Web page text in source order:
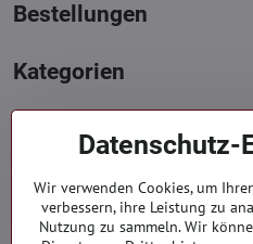
Bestellungen
Kategorien
Kontakte
Mont. - Freit. : 09:00 - 15:00 hod.
info​@everlady​.eu
Datenschutz-
Wir verwenden Cookies, um
verbessern, ihre Leistung zu
Nutzung zu sammeln. Wir